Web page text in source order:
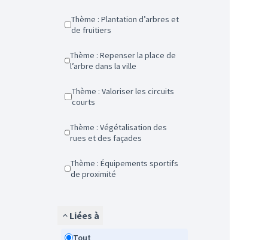
Thème : Plantation d’arbres et
de fruitiers
Thème : Repenser la place de
l’arbre dans la ville
Thème : Valoriser les circuits
courts
Thème : Végétalisation des
rues et des façades
Thème : Équipements sportifs
de proximité
Liées à
Tout